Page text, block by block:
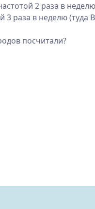
2 раза в
раза в неделю (туда
посчитали?